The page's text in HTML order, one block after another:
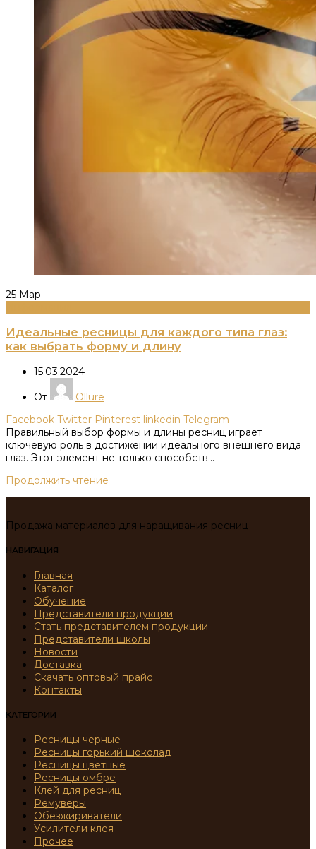
25 Мар
Идеальные ресницы для каждого типа глаз:
как выбрать форму и длину
15.03.2024
От
Ollure
Facebook Twitter Pinterest linkedin Telegram
Правильный выбор формы и длины ресниц играет
ключевую роль в достижении идеального внешнего вида
глаз. Этот элемент не только способств...
Продолжить чтение
Продажа материалов для наращивания ресниц
НАВИГАЦИЯ
Главная
Каталог
Обучение
Представители продукции
Стать представителем продукции
Представители школы
Новости
Доставка
Скачать оптовый прайс
Контакты
КАТЕГОРИИ
Ресницы черные
Ресницы горький шоколад
Ресницы цветные
Ресницы омбре
Клей для ресниц
Ремуверы
Обезжириватели
Усилители клея
Прочее